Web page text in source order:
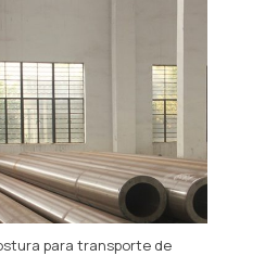
para transporte de